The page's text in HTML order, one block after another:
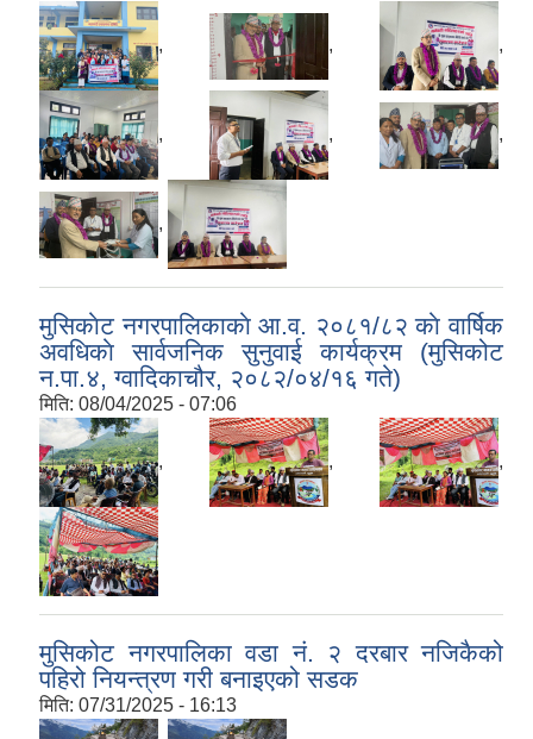
, , ,
, , ,
,
मुसिकाेट नगरपालिकाकाे आ.व. २०८१/८२ काे वार्षिक
अवधिकाे सार्वजनिक सुनुवाई कार्यक्रम (मुसिकोट
न.पा.४, ग्वादिकाचौर, २०८२/०४/१६ गते)
मिति: 08/04/2025 - 07:06
, , ,
मुसिकोट नगरपालिका वडा नं. २ दरबार नजिकैको
पहिरो नियन्त्रण गरी बनाइएको सडक
मिति: 07/31/2025 - 16:13